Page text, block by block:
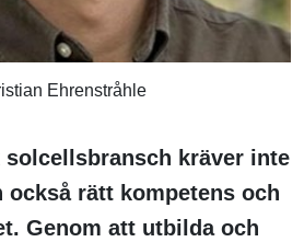
Ehrenstråhle
solcellsbransch kräver inte
rätt kompetens och
Genom att utbilda och